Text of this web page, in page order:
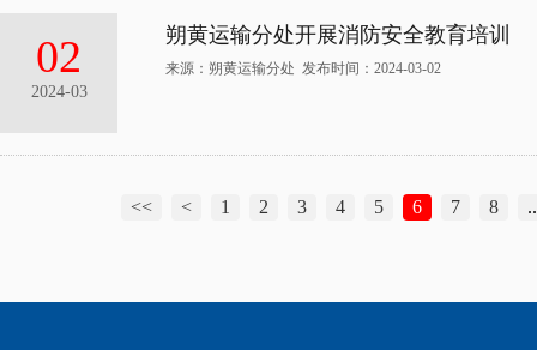
02
2024-03
朔黄运输分处开展消防安全教育培训
来源：朔黄运输分处 发布时间：2024-03-02
<< < 1 2 3 4 5 6 7 8